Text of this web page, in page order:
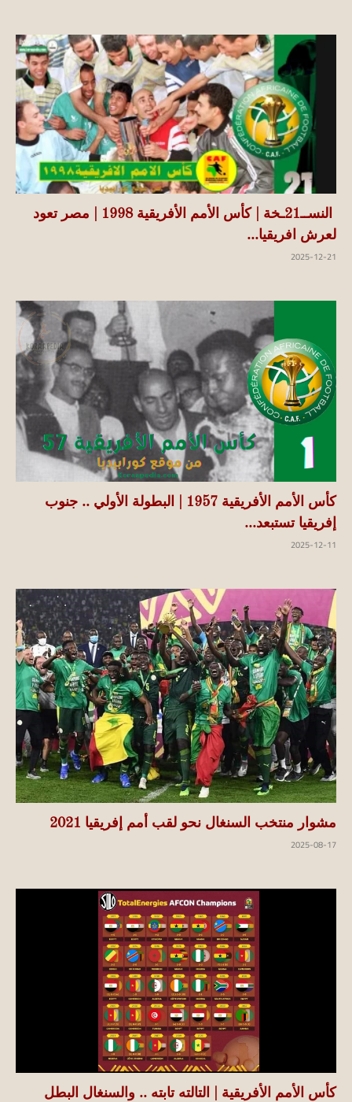
النســ21ـخة | كأس الأمم الأفريقية 1998 | مصر تعود
لعرش افريقيا...
2025-12-21
كأس الأمم الأفريقية 1957 | البطولة الأولي .. جنوب
إفريقيا تستبعد...
2025-12-11
مشوار منتخب السنغال نحو لقب أمم إفريقيا 2021
2025-08-17
كأس الأمم الأفريقية | التالته تابته .. والسنغال البطل